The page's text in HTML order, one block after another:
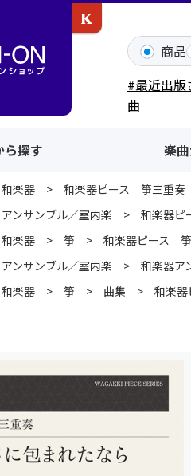
商品
#最近出版
曲
ら探す 楽
和楽器
和楽器ピース 箏三重奏
アンサンブル／室内楽
和楽器
和楽器 箏
和楽器ピース
アンサンブル／室内楽 和楽器ア
和楽器 箏 曲集 和楽